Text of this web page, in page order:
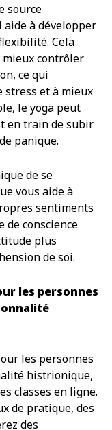
source
aide à développer
Cela
contrôler
ce qui
stress et à mieux
le yoga peut
en train de subir
panique.
de se
vous aide à
sentiments
de conscience
plus
de soi.
les personnes
les personnes
histrionique,
classes en ligne.
de pratique, des
des